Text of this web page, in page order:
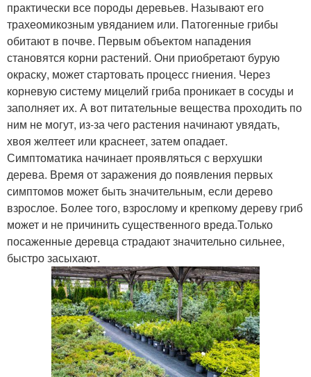
практически все породы деревьев. Называют его
трахеомикозным увяданием или. Патогенные грибы
обитают в почве. Первым объектом нападения
становятся корни растений. Они приобретают бурую
окраску, может стартовать процесс гниения. Через
корневую систему мицелий гриба проникает в сосуды и
заполняет их. А вот питательные вещества проходить по
ним не могут, из-за чего растения начинают увядать,
хвоя желтеет или краснеет, затем опадает.
Симптоматика начинает проявляться с верхушки
дерева. Время от заражения до появления первых
симптомов может быть значительным, если дерево
взрослое. Более того, взрослому и крепкому дереву гриб
может и не причинить существенного вреда.Только
посаженные деревца страдают значительно сильнее,
быстро засыхают.